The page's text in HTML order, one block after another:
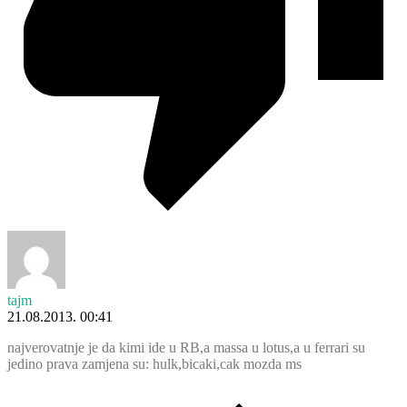
tajm
21.08.2013. 00:41
najverovatnje je da kimi ide u RB,a massa u lotus,a u ferrari su
jedino prava zamjena su: hulk,bicaki,cak mozda ms